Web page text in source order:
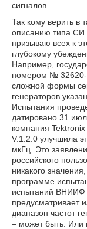
сигналов.
Так кому верить в
описанию типа СИ
призываю всех к
глубокому
Например,
номером № 32620-
сложной формы
генераторов
Испытания
датировано 31
компания
V.1.2.0 улучшила
мкГц. Это
российского
никакого
программе
испытаний ВНИИФ
предусматривает
диапазон частот
– может быть. Или